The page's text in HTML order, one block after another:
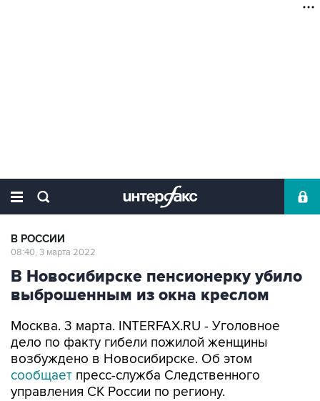
В РОССИИ
08:40, 3 марта 2022
В Новосибирске пенсионерку убило
выброшенным из окна креслом
Москва. 3 марта. INTERFAX.RU - Уголовное
дело по факту гибели пожилой женщины
возбуждено в Новосибирске. Об этом
сообщает пресс-служба Следственного
управления СК России по региону.